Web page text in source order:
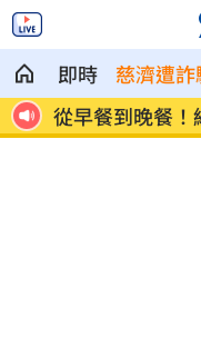
即時 慈濟遭詐
作
從早餐到晚餐
力」